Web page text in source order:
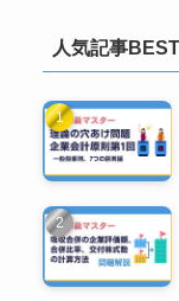
人気記事